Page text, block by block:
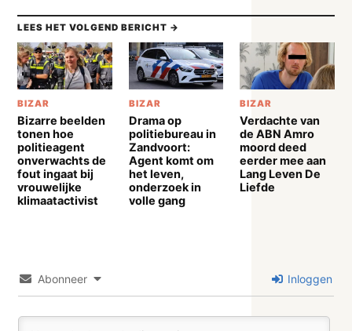
LEES HET VOLGEND BERICHT →
BIZAR
Bizarre beelden
tonen hoe
politieagent
onverwachts de
fout ingaat bij
vrouwelijke
klimaatactivist
BIZAR
Drama op
politiebureau in
Zandvoort:
Agent komt om
het leven,
onderzoek in
volle gang
BIZAR
Verdachte van
de ABN Amro
moord deed
eerder mee aan
Lang Leven De
Liefde
Abonneer Inloggen